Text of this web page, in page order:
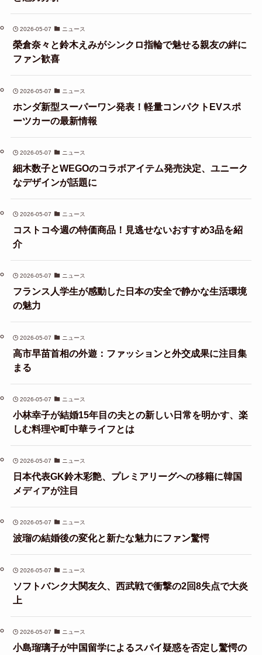
2026-05-07 ニュース
榮倉奈々と鈴木えみがシンクロ指輪で魅せる親友の絆に
ファン歓喜
2026-05-07 ニュース
ホンダ新型スーパーワン発表！軽量コンパクトEVスポ
ーツカーの最新情報
2026-05-07 ニュース
細木数子とWEGOのコラボアイテム発売決定、ユニーク
なデザインが話題に
2026-05-07 ニュース
コストコ今週の特価商品！見逃せないおすすめ3品を紹
介
2026-05-07 ニュース
フランス人学生が感動した日本の安全で静かな生活環境
の魅力
2026-05-07 ニュース
高市早苗首相の外遊：ファッションと外交成果に注目集
まる
2026-05-07 ニュース
小林幸子が結婚15年目の夫との新しい日常を明かす、楽
しむ料理や町中華ライフとは
2026-05-07 ニュース
日本代表GK鈴木彩艶、プレミアリーグへの移籍に韓国
メディアが注目
2026-05-07 ニュース
波瑠の結婚後の変化と新たな魅力にファン驚愕
2026-05-07 ニュース
ソフトバンク大関友久、西武戦で衝撃の2回8失点で大炎
上
2026-05-07 ニュース
小島瑠璃子が中国留学によるスパイ疑惑を否定し驚愕の